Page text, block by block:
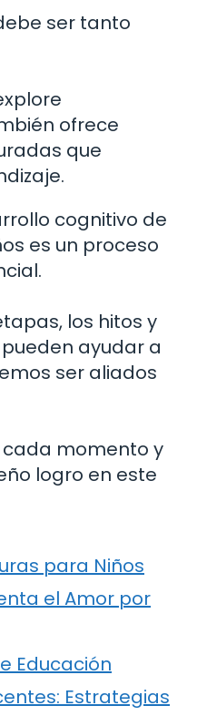
ser tanto
ofrece
que
cognitivo de
es un proceso
los hitos y
ayudar a
ser aliados
cada momento y
logro en este
para Niños
el Amor por
Educación
Estrategias